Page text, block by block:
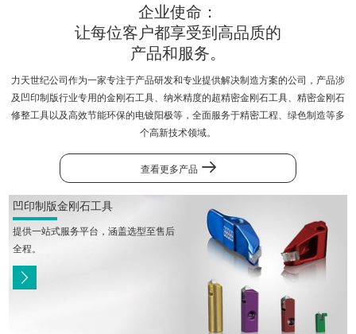
招聘
凹印制版金刚石工具
超精密金刚石工具
表面处理/电镀耗材
企业使命：
让每位客户都享受到高品质的
产品和服务。
力天世纪公司作为一家专注于产品研发和专业提供解决制造方案的公司，产品涉
及凹印制版行业专用的金刚石工具、纳米精度的超精密金刚石工具、精密金刚石
修整工具以及高效节能环保的电镀阳极等，全面服务于精密工程、绿色制造等多
个高新技术领域。
查看更多产品
凹印制版金刚石工具
提供一站式服务平台，涵盖选型至售后
全程。